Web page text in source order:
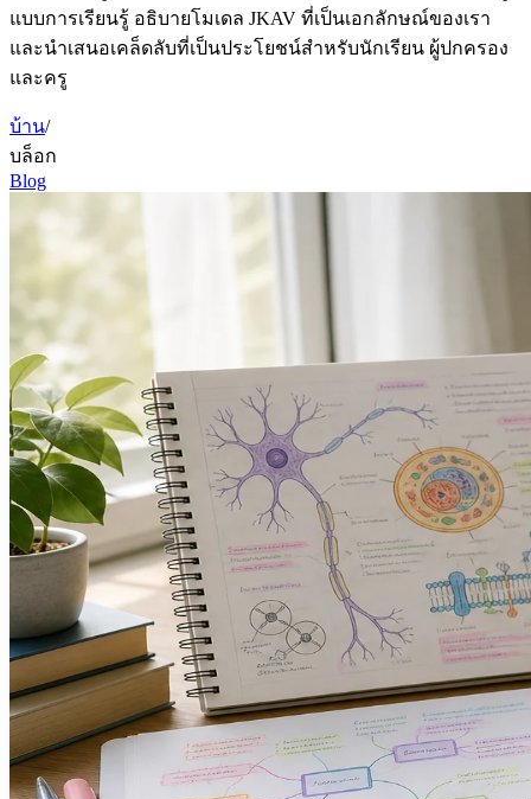
แบบการเรียนรู้ อธิบายโมเดล JKAV ที่เป็นเอกลักษณ์ของเรา
และนำเสนอเคล็ดลับที่เป็นประโยชน์สำหรับนักเรียน ผู้ปกครอง
และครู
บ้าน/
บล็อก
Blog